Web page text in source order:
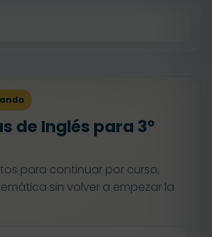
de Inglés para 3º
para continuar por curso,
sin volver a empezar la